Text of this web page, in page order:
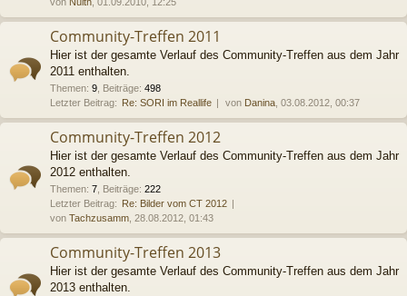
Community-Treffen 2011
Hier ist der gesamte Verlauf des Community-Treffen aus dem Jahr
2011 enthalten.
Themen: 9 Beiträge: 498
Letzter Beitrag: Re: SORI im Reallife von Danina , 03.08.2012, 00:37
Community-Treffen 2012
Hier ist der gesamte Verlauf des Community-Treffen aus dem Jahr
2012 enthalten.
Themen: 7 Beiträge: 222
Letzter Beitrag: Re: Bilder vom CT 2012
von Tachzusamm , 28.08.2012, 01:43
Community-Treffen 2013
Hier ist der gesamte Verlauf des Community-Treffen aus dem Jahr
2013 enthalten.